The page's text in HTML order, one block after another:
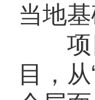
当地
目，